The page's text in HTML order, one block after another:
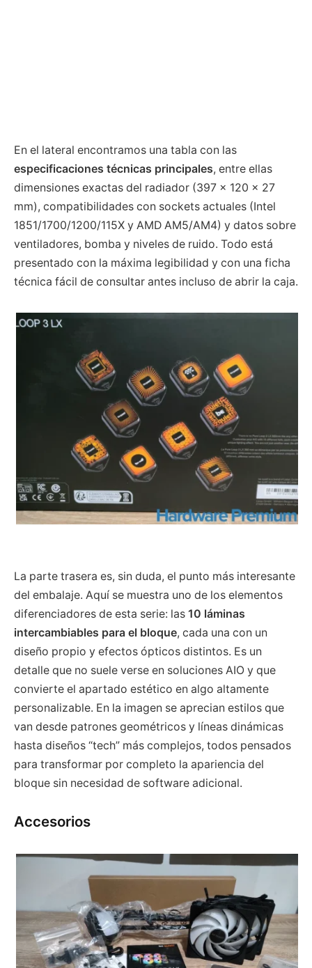
En el lateral encontramos una tabla con las
especificaciones técnicas principales, entre ellas
dimensiones exactas del radiador (397 × 120 × 27
mm), compatibilidades con sockets actuales (Intel
1851/1700/1200/115X y AMD AM5/AM4) y datos sobre
ventiladores, bomba y niveles de ruido. Todo está
presentado con la máxima legibilidad y con una ficha
técnica fácil de consultar antes incluso de abrir la caja.
La parte trasera es, sin duda, el punto más interesante
del embalaje. Aquí se muestra uno de los elementos
diferenciadores de esta serie: las 10 láminas
intercambiables para el bloque, cada una con un
diseño propio y efectos ópticos distintos. Es un
detalle que no suele verse en soluciones AIO y que
convierte el apartado estético en algo altamente
personalizable. En la imagen se aprecian estilos que
van desde patrones geométricos y líneas dinámicas
hasta diseños “tech” más complejos, todos pensados
para transformar por completo la apariencia del
bloque sin necesidad de software adicional.
Accesorios